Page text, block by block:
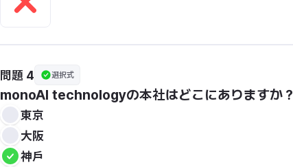
問題 4 選択式
monoAI technologyの本社はどこにありますか？
東京
大阪
神戸